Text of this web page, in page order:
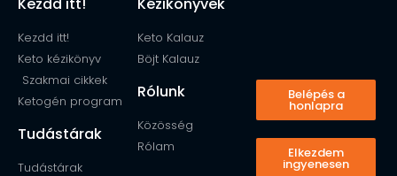
Kezdd itt!
Keto kézikönyv
Szakmai cikkek
Ketogén program
Tudástárak
Tudástárak
Keto Kalauz
Böjt Kalauz
Rólunk
Közösség
Rólam
Belépés a
honlapra
Elkezdem
ingyenesen